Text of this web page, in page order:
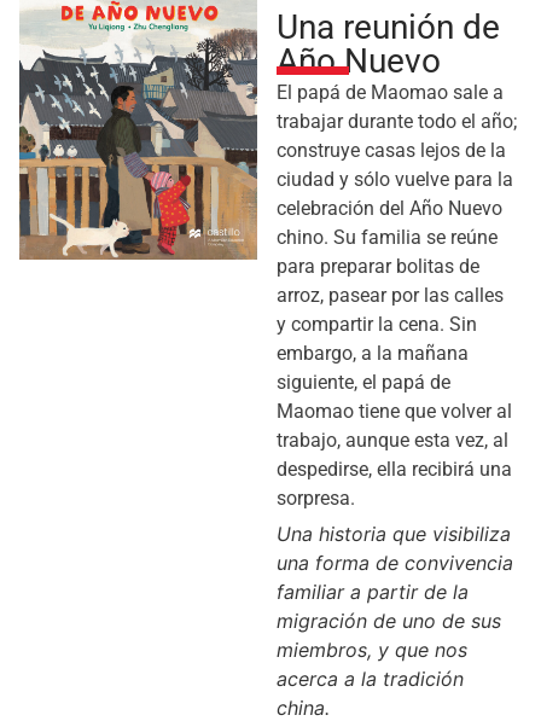
Una reunión de
Año Nuevo
El papá de Maomao sale a
trabajar durante todo el año;
construye casas lejos de la
ciudad y sólo vuelve para la
celebración del Año Nuevo
chino. Su familia se reúne
para preparar bolitas de
arroz, pasear por las calles
y compartir la cena. Sin
embargo, a la mañana
siguiente, el papá de
Maomao tiene que volver al
trabajo, aunque esta vez, al
despedirse, ella recibirá una
sorpresa.
Una historia que visibiliza
una forma de convivencia
familiar a partir de la
migración de uno de sus
miembros, y que nos
acerca a la tradición
china.